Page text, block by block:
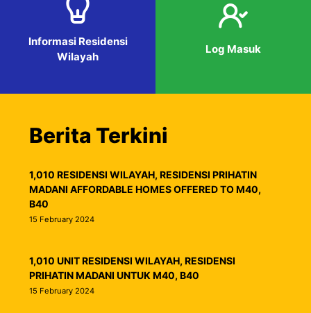
Informasi Residensi
Wilayah
Log Masuk
Berita Terkini
1,010 RESIDENSI WILAYAH, RESIDENSI PRIHATIN
MADANI AFFORDABLE HOMES OFFERED TO M40,
B40
15 February 2024
1,010 UNIT RESIDENSI WILAYAH, RESIDENSI
PRIHATIN MADANI UNTUK M40, B40
15 February 2024